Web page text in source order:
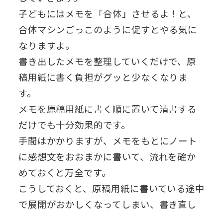
子どもにはメモを「合体」させるよ！と、
合体マシンごっこのように促すとやる気に
なりますよ。
書き出したメモを整理していくだけで、原
稿用紙に書く負担がグッと少なくなりま
す。
メモを原稿用紙に書く順に置いて清書する
だけでも十分効果的です。
手間はかかりますが、メモをもとにノート
に感想文をおおまかに書いて、流れを確か
めておくと万全です。
こうしておくと、原稿用紙に書いている途中
で展開がおかしくなってしまい、書き直し